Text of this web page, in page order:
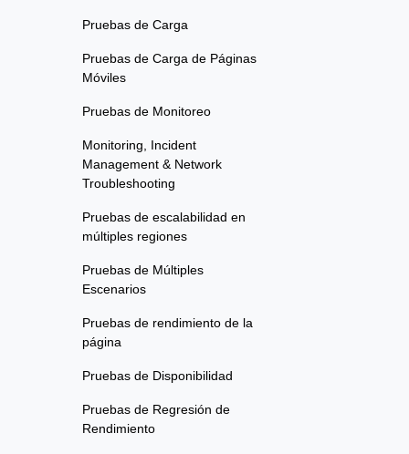
Pruebas de Carga
Pruebas de Carga de Páginas
Móviles
Pruebas de Monitoreo
Monitoring, Incident
Management & Network
Troubleshooting
Pruebas de escalabilidad en
múltiples regiones
Pruebas de Múltiples
Escenarios
Pruebas de rendimiento de la
página
Pruebas de Disponibilidad
Pruebas de Regresión de
Rendimiento